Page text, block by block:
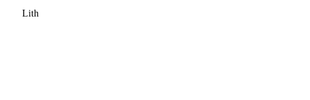
Lith